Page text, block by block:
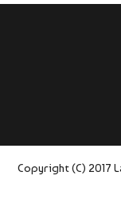
Copyright (C) 2017